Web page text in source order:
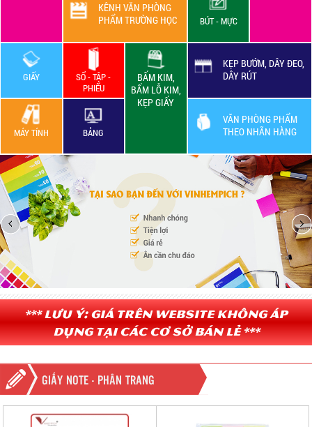
KÊNH VĂN PHÒNG
PHẨM TRƯỜNG HỌC
BÚT - MỰC
GIẤY
SỔ - TẬP -
PHIẾU
BẤM KIM,
BẤM LỖ KIM,
KẸP GIẤY
KẸP BƯỚM, DÂY ĐEO,
DÂY RÚT
VĂN PHÒNG PHẨM
THEO NHÃN HÀNG
MÁY TÍNH BẢNG
*** Lưu ý: Giá trên website không áp
dụng tại các cơ sở bán lẻ ***
GIẤY NOTE - PHÂN TRANG